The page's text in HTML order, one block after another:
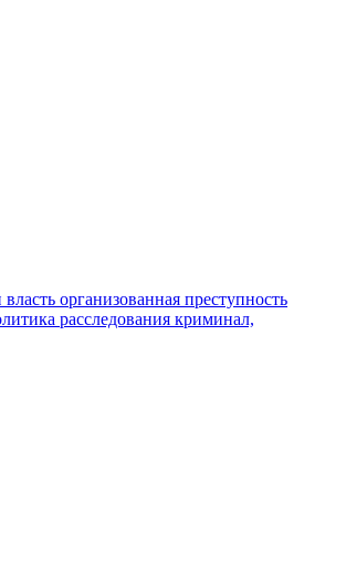
власть организованная преступность
расследования криминал,